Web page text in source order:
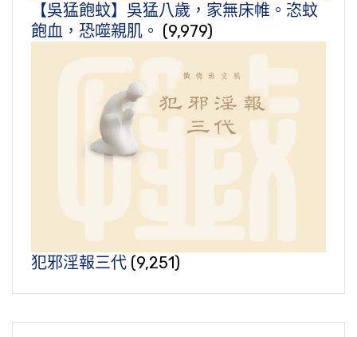
【吳猛飽蚊】吳猛八歲，家無床帷。恣蚊
飽血，恐噬親肌。 (9,979)
犯邪淫報三代 (9,251)